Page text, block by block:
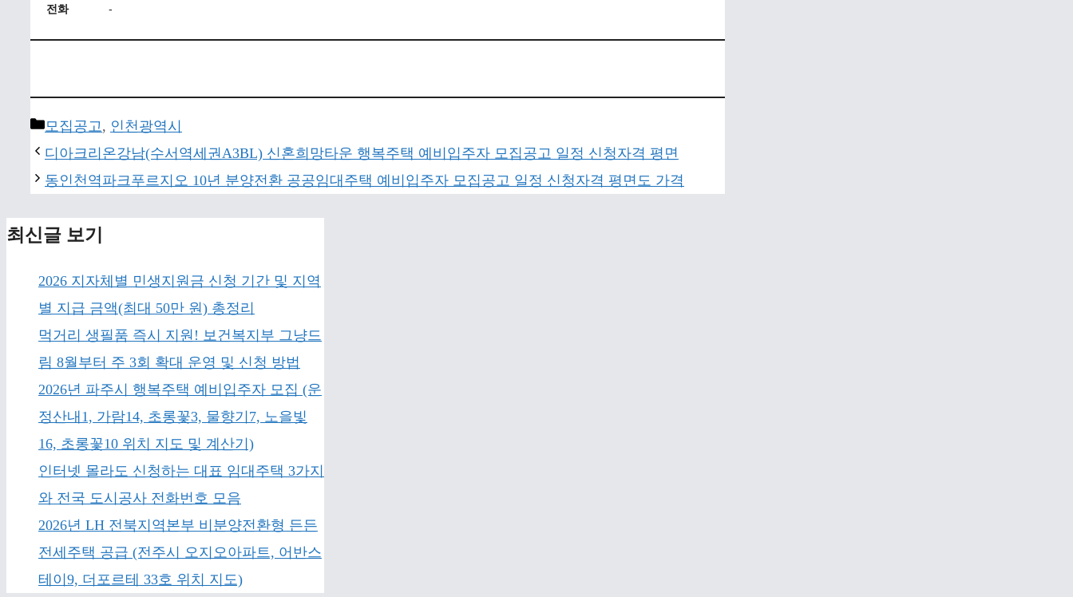
전화
-
Categories
모집공고, 인천광역시
디아크리온강남(수서역세권A3BL) 신혼희망타운 행복주택 예비입주자 모집공고 일정 신청자격 평면
동인천역파크푸르지오 10년 분양전환 공공임대주택 예비입주자 모집공고 일정 신청자격 평면도 가격
최신글 보기
2026 지자체별 민생지원금 신청 기간 및 지역
별 지급 금액(최대 50만 원) 총정리
먹거리 생필품 즉시 지원! 보건복지부 그냥드
림 8월부터 주 3회 확대 운영 및 신청 방법
2026년 파주시 행복주택 예비입주자 모집 (운
정산내1, 가람14, 초롱꽃3, 물향기7, 노을빛
16, 초롱꽃10 위치 지도 및 계산기)
인터넷 몰라도 신청하는 대표 임대주택 3가지
와 전국 도시공사 전화번호 모음
2026년 LH 전북지역본부 비분양전환형 든든
전세주택 공급 (전주시 오지오아파트, 어반스
테이9, 더포르테 33호 위치 지도)